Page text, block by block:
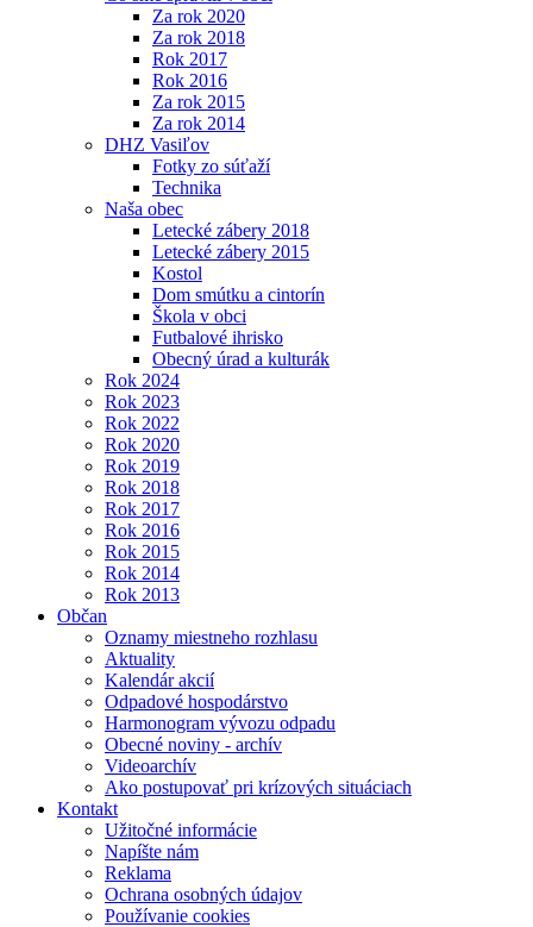
Za rok 2020
Za rok 2018
Rok 2017
Rok 2016
Za rok 2015
Za rok 2014
DHZ Vasiľov
Fotky zo súťaží
Technika
Naša obec
Letecké zábery 2018
Letecké zábery 2015
Kostol
Dom smútku a cintorín
Škola v obci
Futbalové ihrisko
Obecný úrad a kulturák
Rok 2024
Rok 2023
Rok 2022
Rok 2020
Rok 2019
Rok 2018
Rok 2017
Rok 2016
Rok 2015
Rok 2014
Rok 2013
Občan
Oznamy miestneho rozhlasu
Aktuality
Kalendár akcií
Odpadové hospodárstvo
Harmonogram vývozu odpadu
Obecné noviny - archív
Videoarchív
Ako postupovať pri krízových situáciach
Kontakt
Užitočné informácie
Napíšte nám
Reklama
Ochrana osobných údajov
Používanie cookies